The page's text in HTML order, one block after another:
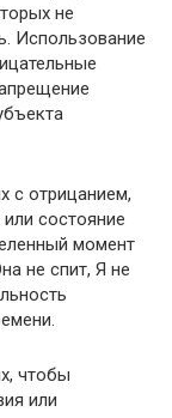
не
Использование
с отрицанием,
состояние
момент
не спит, Я не
чтобы
или